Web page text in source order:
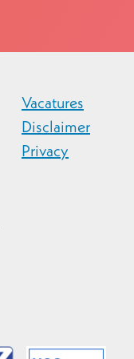
Vacatures
Disclaimer
Privacy